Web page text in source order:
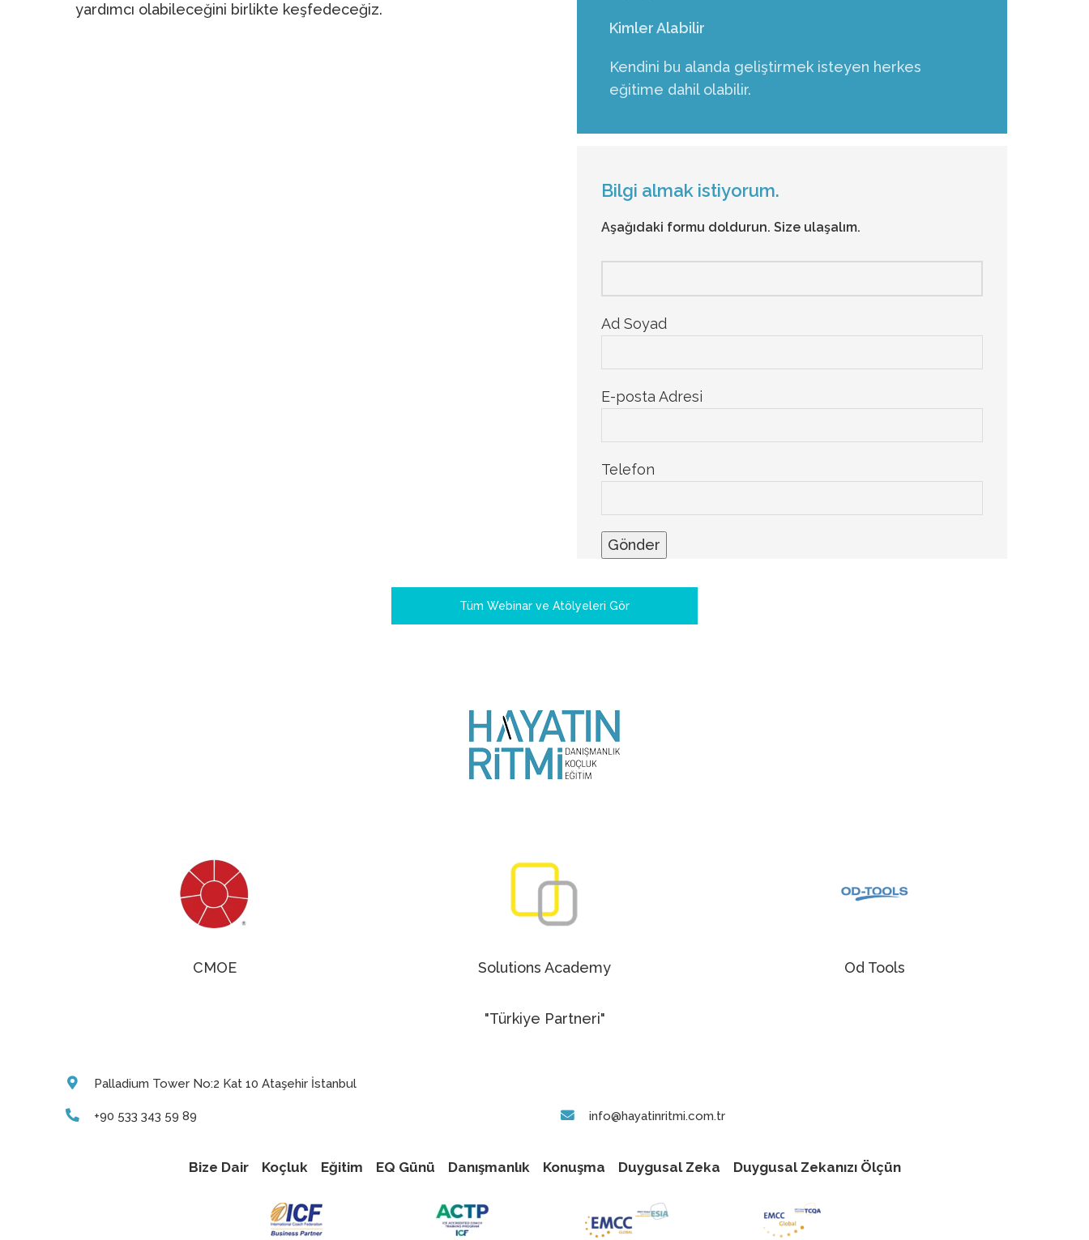
yardımcı olabileceğini birlikte keşfedeceğiz.
Kimler Alabilir
Kendini bu alanda geliştirmek isteyen herkes
eğitime dahil olabilir.
Bilgi almak istiyorum.
Aşağıdaki formu doldurun. Size ulaşalım.
Ad Soyad
E-posta Adresi
Telefon
Tüm Webinar ve Atölyeleri Gör
CMOE Solutions Academy Od Tools
"Türkiye Partneri"
Palladium Tower No:2 Kat 10 Ataşehir İstanbul
+90 533 343 59 89 info@hayatinritmi.com.tr
Bize Dair Koçluk Eğitim EQ Günü Danışmanlık Konuşma Duygusal Zeka Duygusal Zekanızı Ölçün